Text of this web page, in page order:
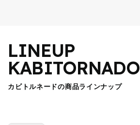
LINEUP
KABITORNADO
カビトルネードの商品ラインナップ